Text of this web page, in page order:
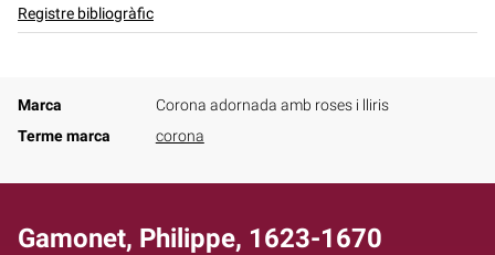
Registre bibliogràfic
Marca
Corona adornada amb roses i lliris
Terme marca
corona
Gamonet, Philippe, 1623-1670